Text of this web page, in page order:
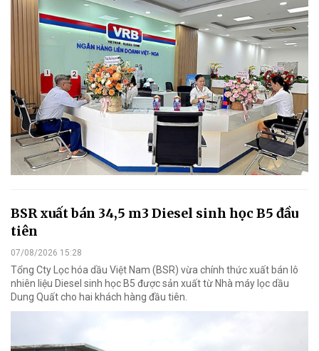
BSR xuất bán 34,5 m3 Diesel sinh học B5 đầu
tiên
07/08/2026 15:28
Tổng Cty Lọc hóa dầu Việt Nam (BSR) vừa chính thức xuất bán lô
nhiên liệu Diesel sinh học B5 được sản xuất từ Nhà máy lọc dầu
Dung Quất cho hai khách hàng đầu tiên.